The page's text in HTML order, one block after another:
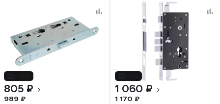
805 ₽
989 ₽
1 060 ₽
1 170 ₽